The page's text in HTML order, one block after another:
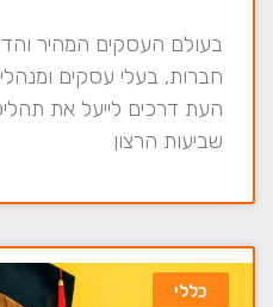
בעולם העסקים המהיר
חברות, בעלי עסקים
העת דרכים לייעל את
שביעות הרצון
כללי